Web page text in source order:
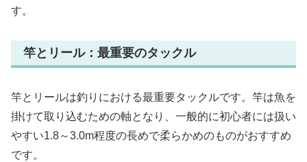
す。
竿とリール：最重要のタックル
竿とリールは釣りにおける最重要タックルです。竿は魚を
掛けて取り込むための軸となり、一般的に初心者には扱い
やすい1.8～3.0m程度の長めで柔らかめのものがおすすめ
です。